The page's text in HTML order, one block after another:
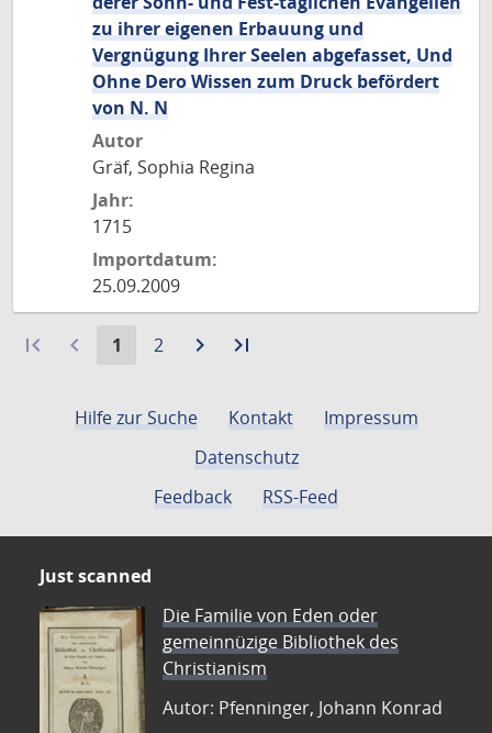
zu ihrer eigenen Erbauung und
Vergnügung Ihrer Seelen abgefasset, Und
Ohne Dero Wissen zum Druck befördert
von N. N
Autor
Gräf, Sophia Regina
Jahr:
1715
Importdatum:
25.09.2009
first_page navigate_before
Aktuelle
1
Gehe
2 navigate_next
Zurlast_page
Hilfe zur Suche
Kontakt
Impressum
Datenschutz
Feedback
RSS-Feed
Just scanned
Die Familie von Eden oder
gemeinnüzige Bibliothek des
Christianism
Autor: Pfenninger, Johann Konrad